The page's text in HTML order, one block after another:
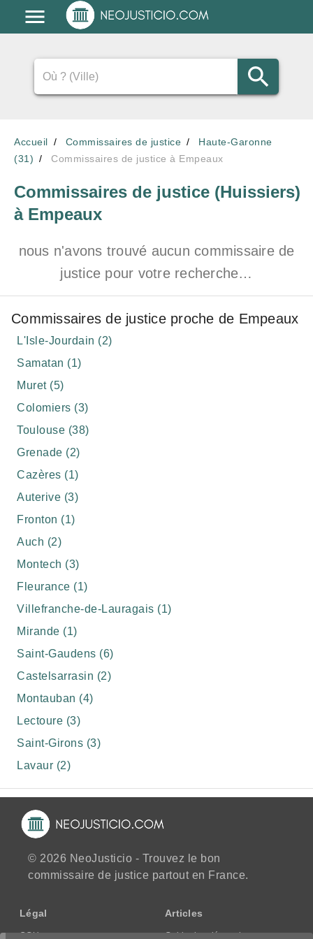
Accueil Commissaires de justice
Haute-Garonne
(31)
Commissaires de justice à Empeaux
Commissaires de justice (Huissiers)
à Empeaux
nous n'avons trouvé aucun commissaire de
justice pour votre recherche…
Commissaires de justice proche de Empeaux
L'Isle-Jourdain (2)
Samatan (1)
Muret (5)
Colomiers (3)
Toulouse (38)
Grenade (2)
Cazères (1)
Auterive (3)
Fronton (1)
Auch (2)
Montech (3)
Fleurance (1)
Villefranche-de-Lauragais (1)
Mirande (1)
Saint-Gaudens (6)
Castelsarrasin (2)
Montauban (4)
Lectoure (3)
Saint-Girons (3)
Lavaur (2)
© 2026 NeoJusticio - Trouvez le bon
commissaire de justice partout en France.
Légal
CGU
Articles
Guide des démarches